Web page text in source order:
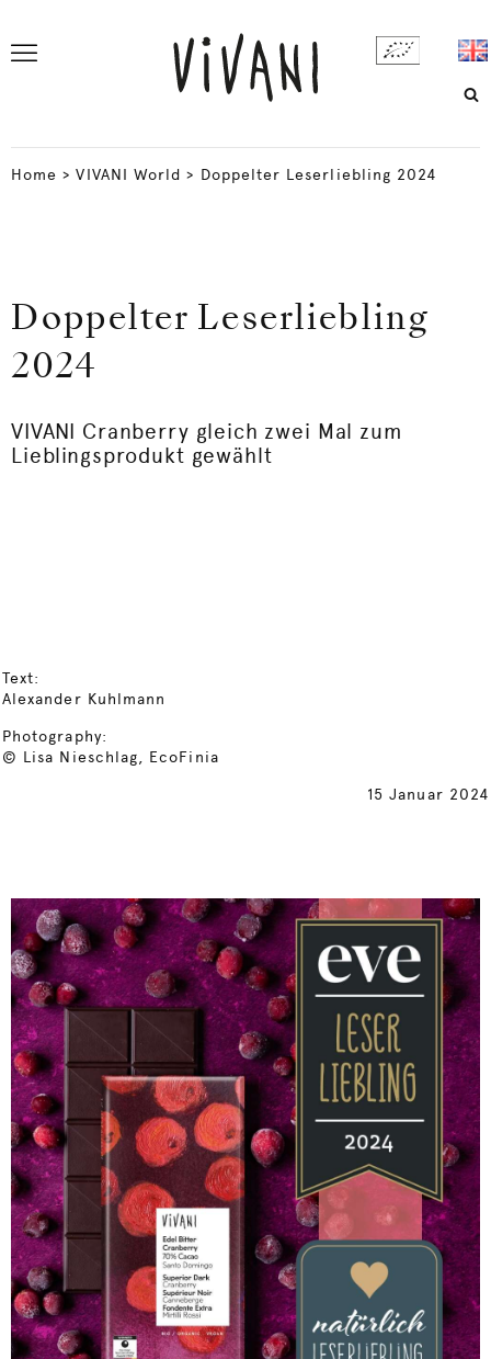
Home >VIVANI World > Doppelter Leserliebling 2024
Doppelter Leserliebling
2024
VIVANI Cranberry gleich zwei Mal zum
Lieblingsprodukt gewählt
Text:
Alexander Kuhlmann
Photography:
© Lisa Nieschlag, EcoFinia
15 Januar 2024